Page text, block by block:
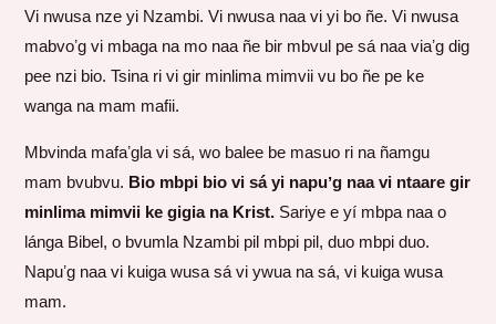
Vi nwusa nze yi Nzambi. Vi nwusa naa vi yi bo ñe. Vi nwusa
mabvoʼg vi mbaga na mo naa ñe bir mbvul pe sá naa viaʼg dig
pee nzi bio. Tsina ri vi gir minlima mimvii vu bo ñe pe ke
wanga na mam mafii.
Mbvinda mafaʼgla vi sá, wo balee be masuo ri na ñamgu
mam bvubvu. Bio mbpi bio vi sá yi napuʼg naa vi ntaare gir
minlima mimvii ke gigia na Krist. Sariye e yí mbpa naa o
lánga Bibel, o bvumla Nzambi pil mbpi pil, duo mbpi duo.
Napuʼg naa vi kuiga wusa sá vi ywua na sá, vi kuiga wusa
mam.